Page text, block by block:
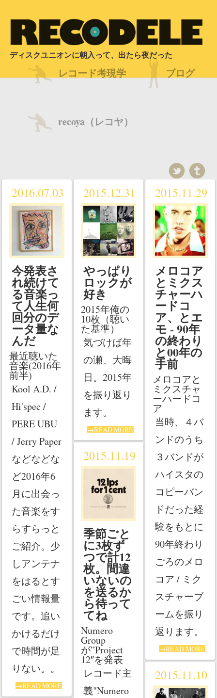
ディスクユニオンに朝入って、出たら夜だった
レコード考現学 ブログ
recoya（レコヤ）
2016.07.03
今発表さ
れ続けて
る音楽っ
て人生何
回分のデ
ータ量な
んだ
最近聴いた
音楽(2016年
前半)
Kool A.D. /
Hi'spec /
PERE UBU
/ Jerry Paper
などなどな
ど2016年6
月に出会っ
た音楽をす
らすらっと
ご紹介。少
しアンテナ
をはるとす
ごい情報量
です。追い
かけるだけ
で時間が足
りない。。
→READ MORE
2015.12.31
やっぱり
ロックが
好き
2015年俺の
10枚（聴い
た基準）
気づけば年
の瀬、大晦
日。2015年
を振り返り
ます。
→READ MORE
2015.11.29
メロコア
とミクス
チャーハ
ードコ
ア、とエ
モ - 90年
の終わり
と00年の
手前
メロコアと
ミクスチャ
ーハードコ
ア
当時、４バ
ンドのうち
３バンドが
ハイスタの
コピーバン
ドだった経
験をもとに
90年終わり
ごろのメロ
コア / ミク
スチャーブ
ームを振り
返ります。
→READ MORE
2015.11.19
季節ごと
に3枚ず
つで計12
枚。間違
いないの
を送るか
ら待って
てね
Numero
Group
が”Project
12″を発表
レコード主
義"Numero
2015.11.10